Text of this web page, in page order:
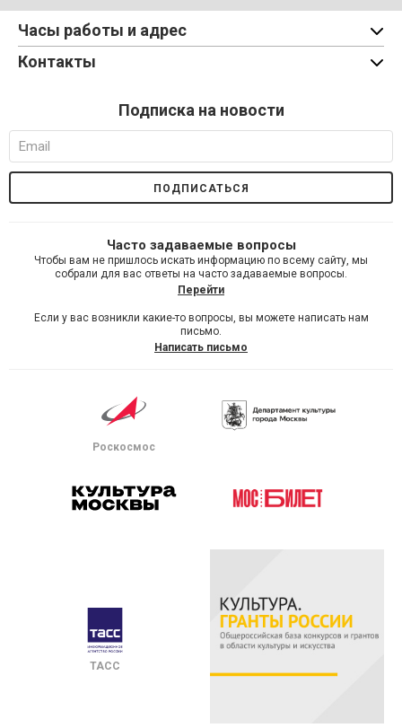
Часы работы и адрес
Контакты
Подписка на новости
Часто задаваемые вопросы
Чтобы вам не пришлось искать информацию по всему сайту, мы
собрали для вас ответы на часто задаваемые вопросы.
Перейти
Если у вас возникли какие-то вопросы, вы можете написать нам
письмо.
Написать письмо
Роскосмос
ТАСС